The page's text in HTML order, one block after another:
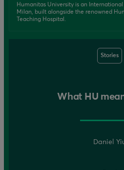
Humanitas University is an
Milan, built alongside the renowned
Teaching Hospital.
Stories
What HU
Daniel